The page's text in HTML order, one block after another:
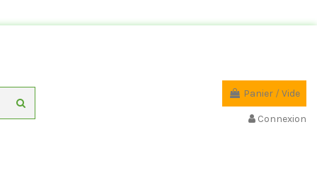
Panier / Vide
Connexion